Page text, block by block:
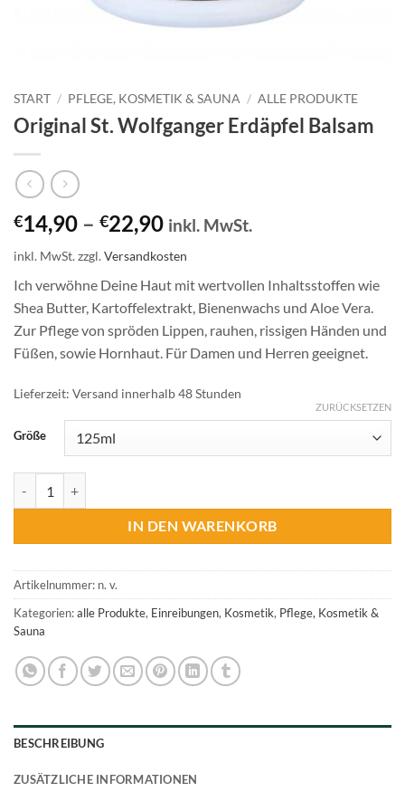
START / PFLEGE, KOSMETIK & SAUNA / ALLE PRODUKTE
Original St. Wolfganger Erdäpfel Balsam
€14,90 – €22,90 inkl. MwSt.
inkl. MwSt.zzgl.Versandkosten
Ich verwöhne Deine Haut mit wertvollen Inhaltsstoffen wie
Shea Butter, Kartoffelextrakt, Bienenwachs und Aloe Vera.
Zur Pflege von spröden Lippen, rauhen, rissigen Händen und
Füßen, sowie Hornhaut. Für Damen und Herren geeignet.
Lieferzeit: Versand innerhalb 48 Stunden
Größe
ZURÜCKSETZEN
IN DEN WARENKORB
Artikelnummer: n. v.
Kategorien:alle Produkte, Einreibungen, Kosmetik, Pflege, Kosmetik &
Sauna
BESCHREIBUNG
ZUSÄTZLICHE INFORMATIONEN